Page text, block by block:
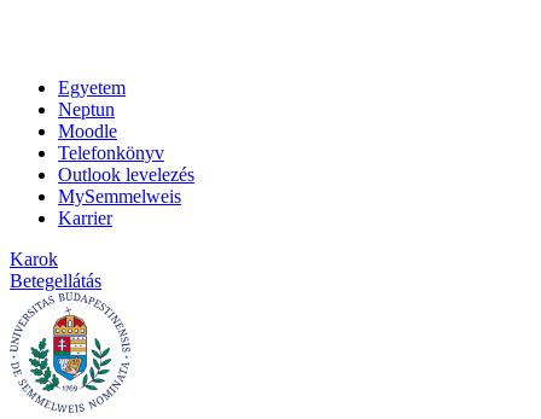
Egyetem
Neptun
Moodle
Telefonkönyv
Outlook levelezés
MySemmelweis
Karrier
Karok
Betegellátás